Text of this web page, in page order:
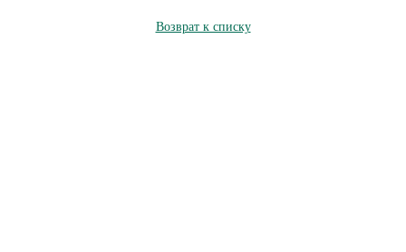
Возврат к списку